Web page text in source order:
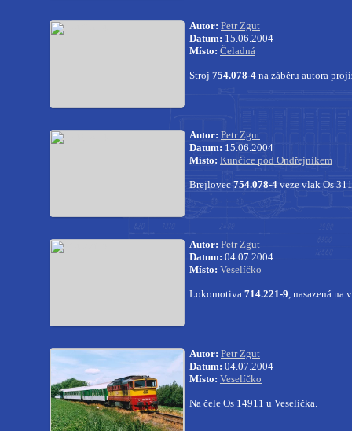
Autor: Petr Zgut
Datum: 15.06.2004
Místo: Čeladná
Stroj 754.078-4 na záběru autora
Autor: Petr Zgut
Datum: 15.06.2004
Místo: Kunčice pod Ondřejníkem
Brejlovec 754.078-4 veze vlak Os
Autor: Petr Zgut
Datum: 04.07.2004
Místo: Veselíčko
Lokomotiva 714.221-9, nasazená na
Autor: Petr Zgut
Datum: 04.07.2004
Místo: Veselíčko
Na čele Os 14911 u Veselíčka.